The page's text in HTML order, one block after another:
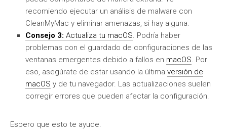
recomiendo ejecutar un análisis de malware con
CleanMyMac y eliminar amenazas, si hay alguna.
Consejo 3: Actualiza tu macOS. Podría haber
problemas con el guardado de configuraciones de las
ventanas emergentes debido a fallos en macOS. Por
eso, asegúrate de estar usando la última versión de
macOS y de tu navegador. Las actualizaciones suelen
corregir errores que pueden afectar la configuración.
Espero que esto te ayude.